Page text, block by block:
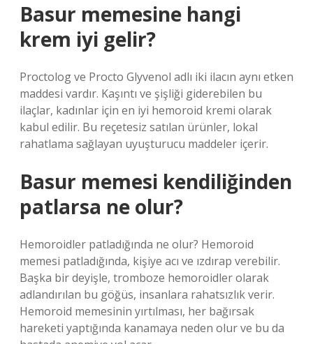
Basur memesine hangi
krem iyi gelir?
Proctolog ve Procto Glyvenol adlı iki ilacın aynı etken
maddesi vardır. Kaşıntı ve şişliği giderebilen bu
ilaçlar, kadınlar için en iyi hemoroid kremi olarak
kabul edilir. Bu reçetesiz satılan ürünler, lokal
rahatlama sağlayan uyuşturucu maddeler içerir.
Basur memesi kendiliğinden
patlarsa ne olur?
Hemoroidler patladığında ne olur? Hemoroid
memesi patladığında, kişiye acı ve ızdırap verebilir.
Başka bir deyişle, tromboze hemoroidler olarak
adlandırılan bu göğüs, insanlara rahatsızlık verir.
Hemoroid memesinin yırtılması, her bağırsak
hareketi yaptığında kanamaya neden olur ve bu da